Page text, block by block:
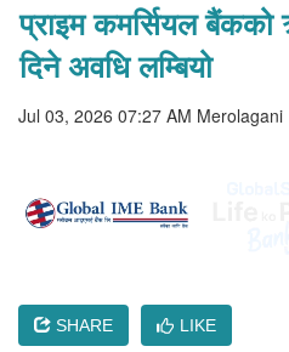
प्राइम कमर्सियल
दिने अवधि लम्बियो
Jul 03, 2026 07:27 AM Merolagani
SHARE LIKE